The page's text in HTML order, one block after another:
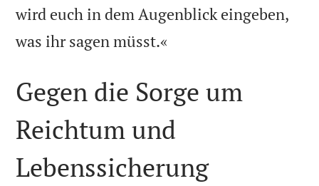
wird euch in dem Augenblick eingeben,
was ihr sagen müsst.«
Gegen die Sorge um
Reichtum und
Lebenssicherung